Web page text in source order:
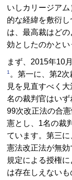
いしカリージア
的な経緯を敷衍
は、最高裁はど
効としたのかとい
まず、2015年10
1 。第一に、第2
見を見直すべく
名の裁判官はい
99次改正法の合
憲とし、1名の裁
ています。第三に
憲法改正法が無
規定による授権
は存在しえない